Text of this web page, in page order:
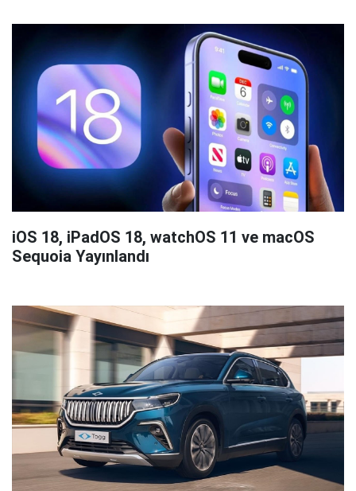
iOS 18, iPadOS 18, watchOS 11 ve macOS
Sequoia Yayınlandı